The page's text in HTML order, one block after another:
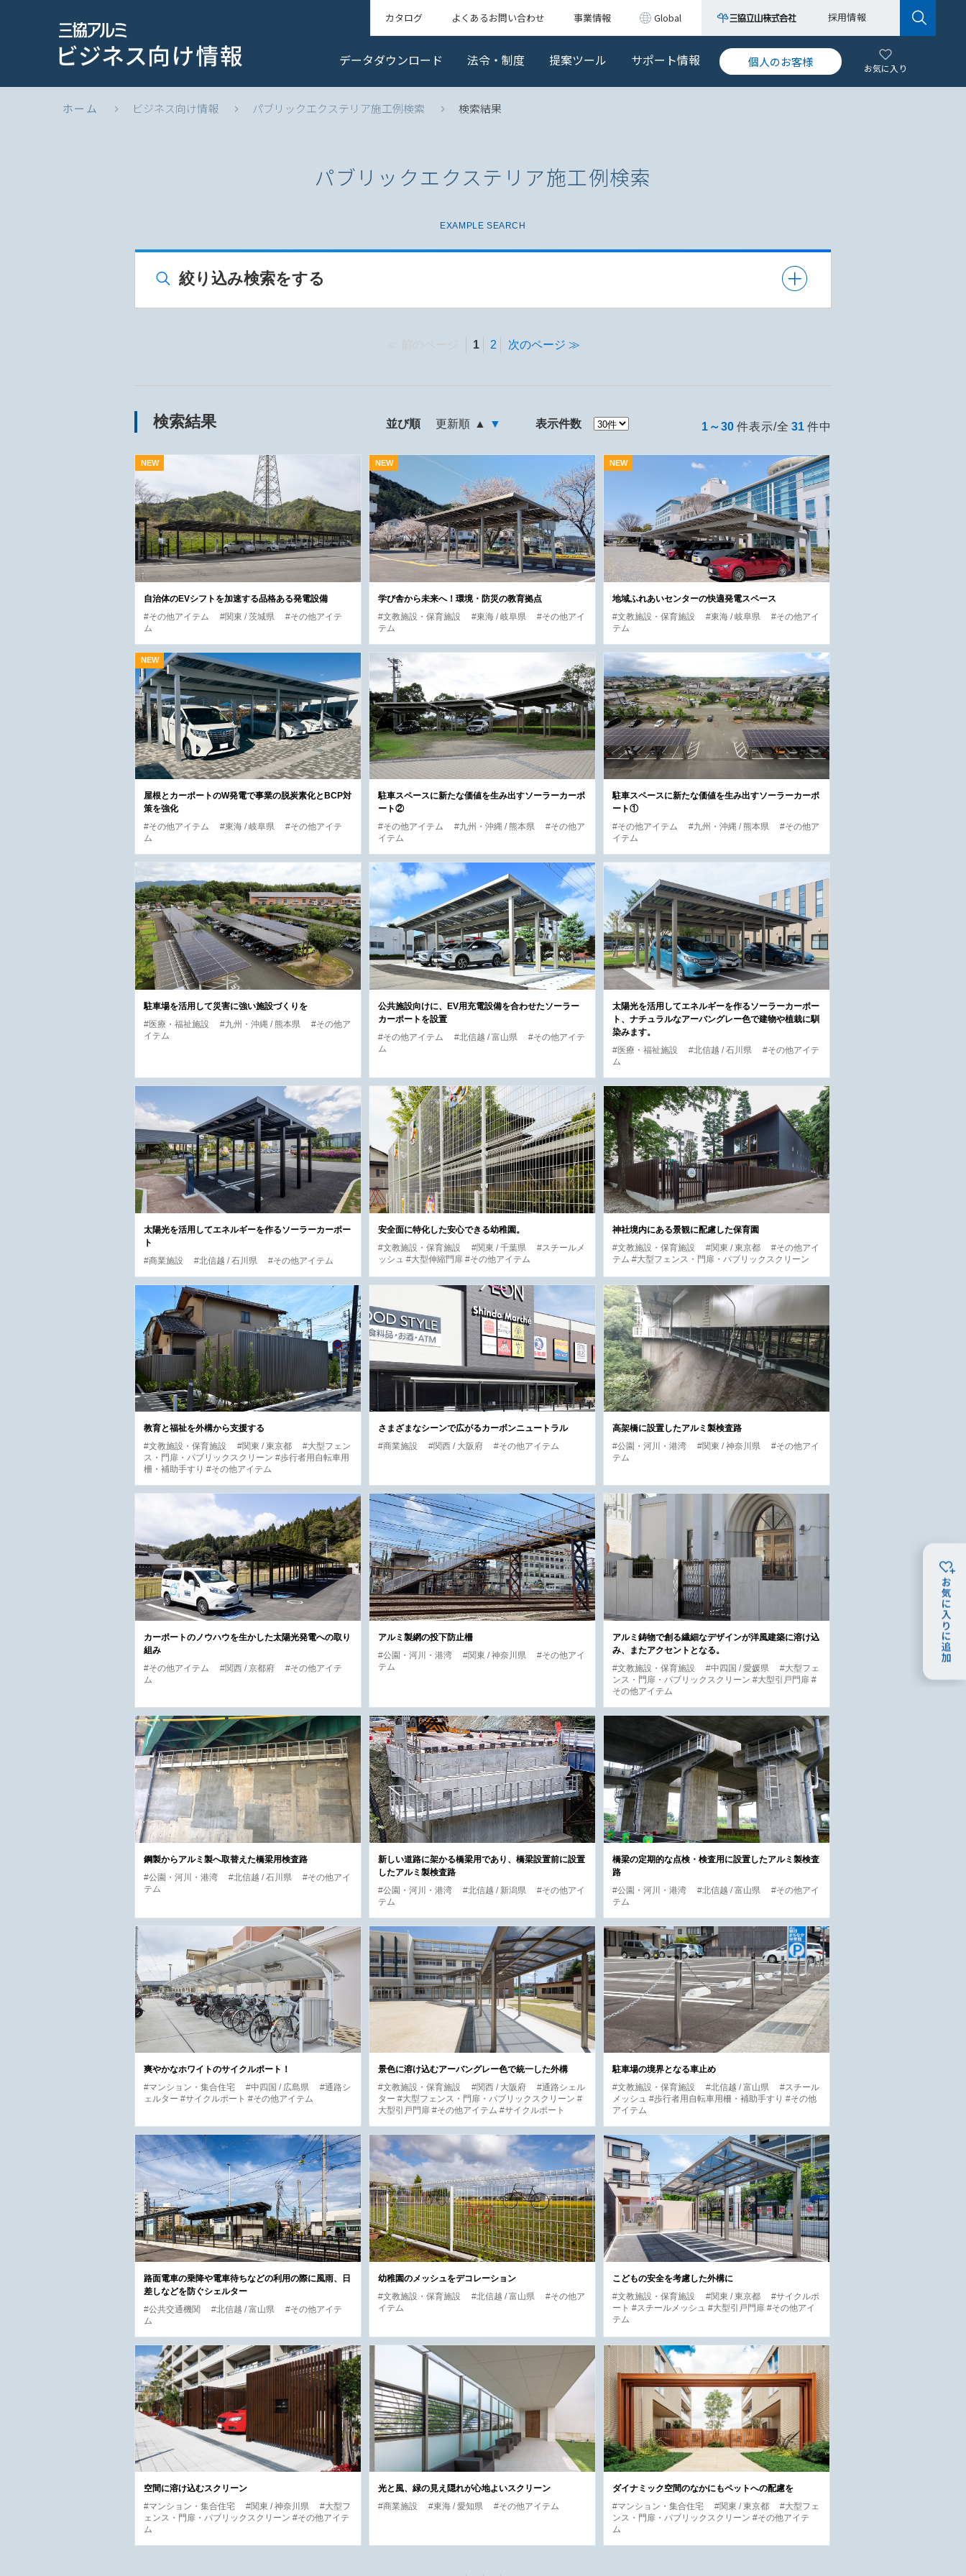
カタログ よくあるお問い合わせ 事業情報 Global 採用情報
データダウンロード 法令・制度 提案ツール サポート情報 個人のお客様 お気に入り
ホーム ビジネス向け情報 パブリックエクステリア施工例検索 検索結果
パブリックエクステリア施工例検索
EXAMPLE SEARCH
絞り込み検索をする
1 2 次のページ
検索結果 並び順 更新順 ▲ ▼ 表示件数 1～30 件表示/全 31 件中
自治体のEVシフトを加速する品格ある発電設備
#その他アイテム
#関東 / 茨城県
#その他アイテ
ム
学び舎から未来へ！環境・防災の教育拠点
#文教施設・保育施設
#東海 / 岐阜県
#その他アイ
テム
地域ふれあいセンターの快適発電スペース
#文教施設・保育施設
#東海 / 岐阜県
#その他アイ
テム
屋根とカーポートのW発電で事業の脱炭素化とBCP対
策を強化
#その他アイテム
#東海 / 岐阜県
#その他アイテ
ム
駐車スペースに新たな価値を生み出すソーラーカーポ
ート②
#その他アイテム
#九州・沖縄 / 熊本県
#その他ア
イテム
駐車スペースに新たな価値を生み出すソーラーカーポ
ート①
#その他アイテム
#九州・沖縄 / 熊本県
#その他ア
イテム
駐車場を活用して災害に強い施設づくりを
#医療・福祉施設
#九州・沖縄 / 熊本県
#その他ア
イテム
公共施設向けに、EV用充電設備を合わせたソーラー
カーポートを設置
#その他アイテム
#北信越 / 富山県
#その他アイテ
ム
太陽光を活用してエネルギーを作るソーラーカーポー
ト、ナチュラルなアーバングレー色で建物や植栽に馴
染みます。
#医療・福祉施設
#北信越 / 石川県
#その他アイテ
ム
太陽光を活用してエネルギーを作るソーラーカーポー
ト
#商業施設
#北信越 / 石川県 #その他アイテム
安全面に特化した安心できる幼稚園。
#文教施設・保育施設
#関東 / 千葉県
#スチールメ
ッシュ #大型伸縮門扉 #その他アイテム
神社境内にある景観に配慮した保育園
#文教施設・保育施設
#関東 / 東京都
#その他アイ
テム #大型フェンス・門扉・パブリックスクリーン
教育と福祉を外構から支援する
#文教施設・保育施設
#関東 / 東京都
#大型フェン
ス・門扉・パブリックスクリーン #歩行者用自転車用
柵・補助手すり #その他アイテム
さまざまなシーンで広がるカーボンニュートラル
#商業施設
#関西 / 大阪府 #その他アイテム
高架橋に設置したアルミ製検査路
#公園・河川・港湾
#関東 / 神奈川県
#その他アイ
テム
カーポートのノウハウを生かした太陽光発電への取り
組み
#その他アイテム
#関西 / 京都府
#その他アイテ
ム
アルミ製網の投下防止柵
#公園・河川・港湾
#関東 / 神奈川県
#その他アイ
テム
アルミ鋳物で創る繊細なデザインが洋風建築に溶け込
み、またアクセントとなる。
#文教施設・保育施設
#中四国 / 愛媛県
#大型フェ
ンス・門扉・パブリックスクリーン #大型引戸門扉 #
その他アイテム
鋼製からアルミ製へ取替えた橋梁用検査路
#公園・河川・港湾
#北信越 / 石川県
#その他アイ
テム
新しい道路に架かる橋梁用であり、橋梁設置前に設置
したアルミ製検査路
#公園・河川・港湾
#北信越 / 新潟県
#その他アイ
テム
橋梁の定期的な点検・検査用に設置したアルミ製検査
路
#公園・河川・港湾
#北信越 / 富山県
#その他アイ
テム
爽やかなホワイトのサイクルポート！
#マンション・集合住宅
#中四国 / 広島県
#通路シ
ェルター #サイクルポート #その他アイテム
景色に溶け込むアーバングレー色で統一した外構
#文教施設・保育施設
#関西 / 大阪府
#通路シェル
ター #大型フェンス・門扉・パブリックスクリーン #
大型引戸門扉 #その他アイテム #サイクルポート
駐車場の境界となる車止め
#文教施設・保育施設
#北信越 / 富山県
#スチール
メッシュ #歩行者用自転車用柵・補助手すり #その他
アイテム
路面電車の乗降や電車待ちなどの利用の際に風雨、日
差しなどを防ぐシェルター
#公共交通機関
#北信越 / 富山県
#その他アイテ
ム
幼稚園のメッシュをデコレーション
#文教施設・保育施設
#北信越 / 富山県
#その他ア
イテム
こどもの安全を考慮した外構に
#文教施設・保育施設
#関東 / 東京都
#サイクルポ
ート #スチールメッシュ #大型引戸門扉 #その他アイ
テム
空間に溶け込むスクリーン
#マンション・集合住宅
#関東 / 神奈川県
#大型フ
ェンス・門扉・パブリックスクリーン #その他アイテ
ム
光と風、緑の見え隠れが心地よいスクリーン
#商業施設
#東海 / 愛知県 #その他アイテム
ダイナミック空間のなかにもペットへの配慮を
#マンション・集合住宅
#関東 / 東京都
#大型フェ
ンス・門扉・パブリックスクリーン #その他アイテ
ム